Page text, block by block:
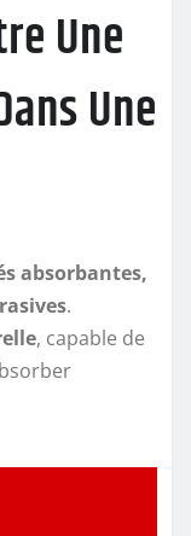
Une
Une
absorbantes,
.
, capable de